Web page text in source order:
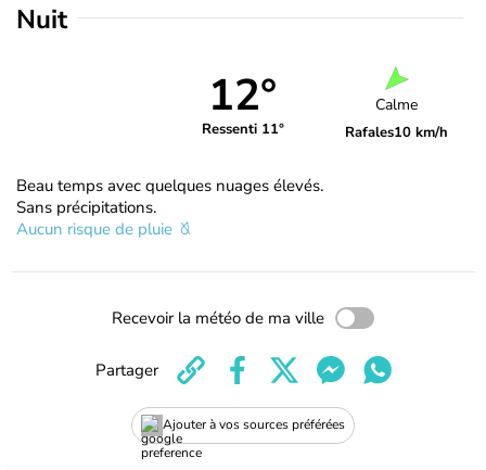
Nuit
12°
Ressenti 11°
Calme
Rafales10 km/h
Beau temps avec quelques nuages élevés.
Sans précipitations.
Aucun risque de pluie
Recevoir la météo de ma ville
Ajouter à vos sources préférées
Partager